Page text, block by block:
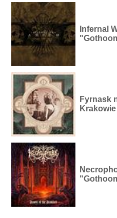
Infernal
Fyrnask
Krakowie